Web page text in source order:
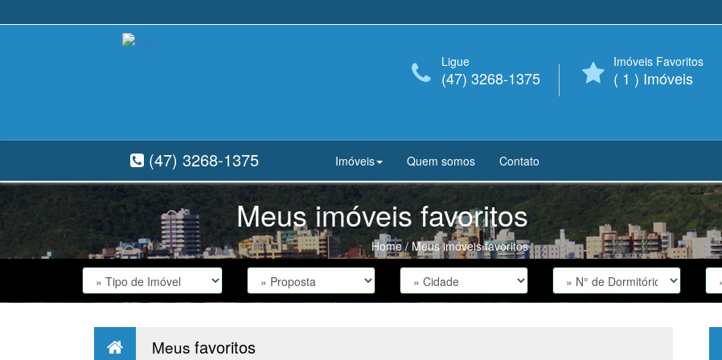
Ligue
(47) 3268-1375
Imóveis Favoritos
( 1 ) Imóveis
(47) 3268-1375 Imóveis Quem somos Contato
Meus imóveis favoritos
Home/ Meus imóveis favoritos
Meus favoritos